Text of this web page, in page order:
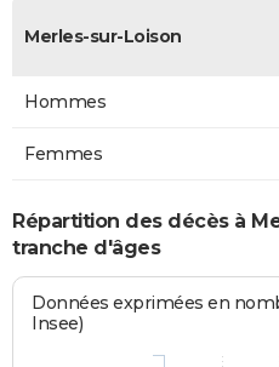
Merles-sur-Loison
Hommes
Femmes
Répartition des décès à
tranche d'âges
Données exprimées en
Insee)